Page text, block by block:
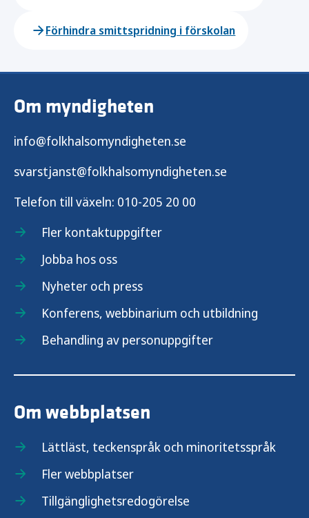
Förhindra smittspridning i förskolan
Om myndigheten
info@folkhalsomyndigheten.se
svarstjanst@folkhalsomyndigheten.se
Telefon till växeln: 010-205 20 00
Fler kontaktuppgifter
Jobba hos oss
Nyheter och press
Konferens, webbinarium och utbildning
Behandling av personuppgifter
Om webbplatsen
Lättläst, teckenspråk och minoritetsspråk
Fler webbplatser
Tillgänglighetsredogörelse